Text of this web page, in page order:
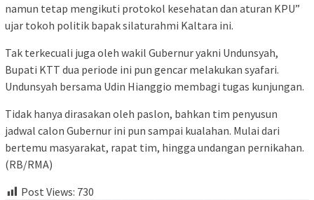
namun tetap mengikuti protokol kesehatan dan aturan KPU”
ujar tokoh politik bapak silaturahmi Kaltara ini.
Tak terkecuali juga oleh wakil Gubernur yakni Undunsyah,
Bupati KTT dua periode ini pun gencar melakukan syafari.
Undunsyah bersama Udin Hianggio membagi tugas kunjungan.
Tidak hanya dirasakan oleh paslon, bahkan tim penyusun
jadwal calon Gubernur ini pun sampai kualahan. Mulai dari
bertemu masyarakat, rapat tim, hingga undangan pernikahan.
(RB/RMA)
Post Views: 730